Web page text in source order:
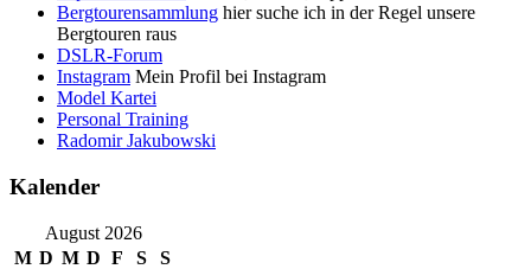
Bergtourensammlung hier suche ich in der Regel unsere
Bergtouren raus
DSLR-Forum
Instagram Mein Profil bei Instagram
Model Kartei
Personal Training
Radomir Jakubowski
Kalender
August 2026
M D M D F S
S